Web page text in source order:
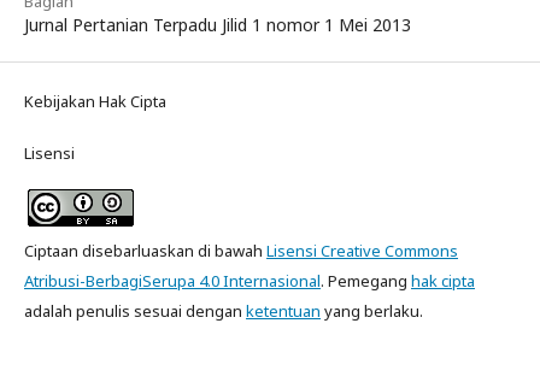
Jurnal Pertanian Terpadu Jilid 1 nomor 1 Mei 2013
Kebijakan Hak Cipta
Lisensi
Ciptaan disebarluaskan di bawah Lisensi Creative Commons
Atribusi-BerbagiSerupa 4.0 Internasional. Pemegang hak cipta
adalah penulis sesuai dengan ketentuan yang berlaku.